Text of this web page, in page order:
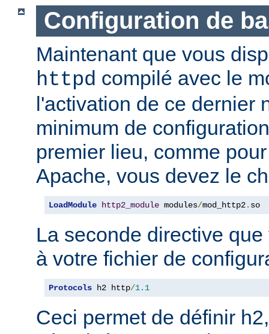
Configuration de
Maintenant que vous
httpd compilé avec le
l'activation de ce dernier
minimum de
premier lieu, comme
Apache, vous devez le
LoadModule http2_module modules/mod_http2. so
La seconde directive
à votre fichier de
Protocols h2 http/1.1
Ceci permet de définir